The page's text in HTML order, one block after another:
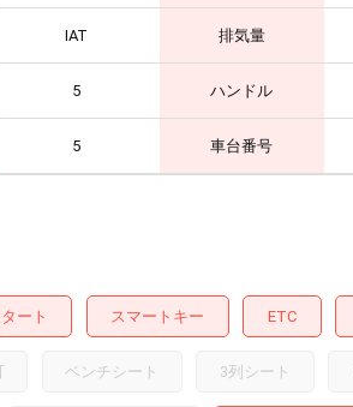
IAT 排気量
5 ハンドル
5 車台番号
ート スマートキー ETC
ベンチシート 3列シート